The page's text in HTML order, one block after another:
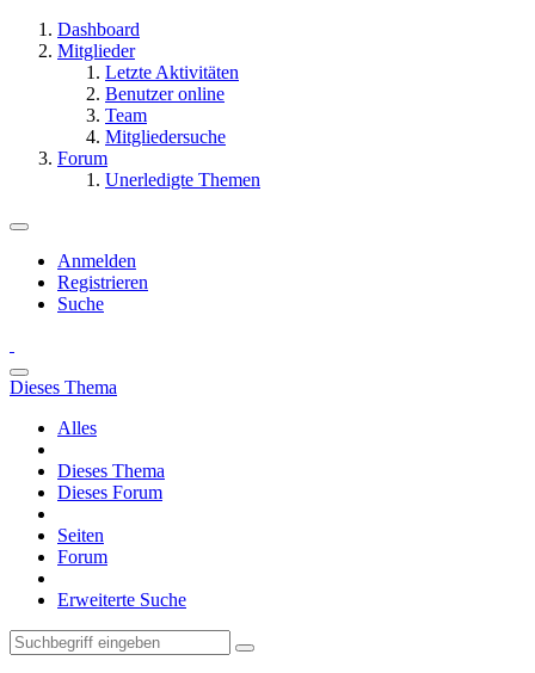
Dashboard
Mitglieder
Letzte Aktivitäten
Benutzer online
Team
Mitgliedersuche
Forum
Unerledigte Themen
Anmelden
Registrieren
Suche
Dieses Thema
Alles
Dieses Thema
Dieses Forum
Seiten
Forum
Erweiterte Suche